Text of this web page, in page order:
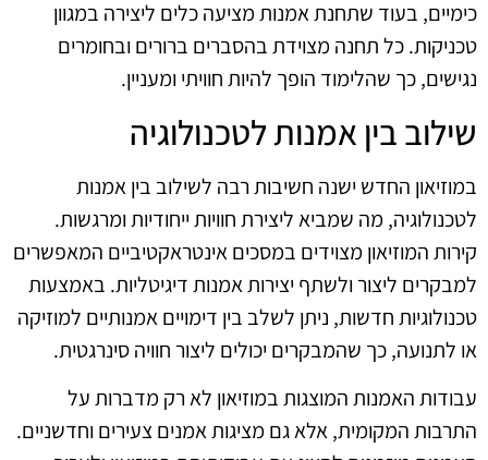
כימיים, בעוד שתחנת אמנות מציעה כלים ליצירה במגוון
טכניקות. כל תחנה מצוידת בהסברים ברורים ובחומרים
נגישים, כך שהלימוד הופך להיות חוויתי ומעניין.
שילוב בין אמנות לטכנולוגיה
במוזיאון החדש ישנה חשיבות רבה לשילוב בין אמנות
לטכנולוגיה, מה שמביא ליצירת חוויות ייחודיות ומרגשות.
קירות המוזיאון מצוידים במסכים אינטראקטיביים המאפשרים
למבקרים ליצור ולשתף יצירות אמנות דיגיטליות. באמצעות
טכנולוגיות חדשות, ניתן לשלב בין דימויים אמנותיים למוזיקה
או לתנועה, כך שהמבקרים יכולים ליצור חוויה סינרגטית.
עבודות האמנות המוצגות במוזיאון לא רק מדברות על
התרבות המקומית, אלא גם מציגות אמנים צעירים וחדשניים.